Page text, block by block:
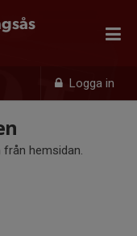
Logga in
hemsidan.